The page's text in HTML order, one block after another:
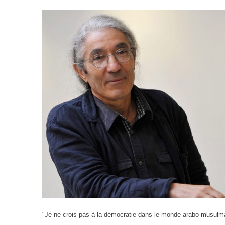
"Je ne crois pas à la démocratie dans le monde arabo-